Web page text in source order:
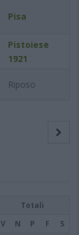
Pisa
Pistoiese
1921
Riposo
Totali
V N P F S